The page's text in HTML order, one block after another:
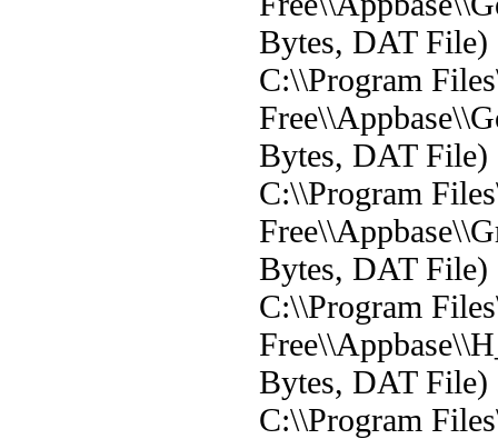
Bytes, DAT File)
C:\\Program
Bytes, DAT File)
C:\\Program
Bytes, DAT File)
C:\\Program
Bytes, DAT File)
C:\\Program